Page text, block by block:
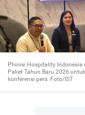
Phinisi Hospitality Indonesia
Paket Tahun Baru 2026
konferensi pers. Foto/IST